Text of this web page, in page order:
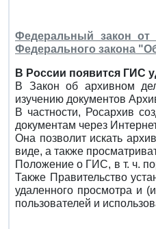
Федеральный закон
Федерального закона
В России появится ГИС
В Закон об архивном
изучению документов
В частности, Росархив
документам через
Она позволит искать
виде, а также
Положение о ГИС, в т. ч.
Также Правительство
удаленного просмотра и
пользователей и